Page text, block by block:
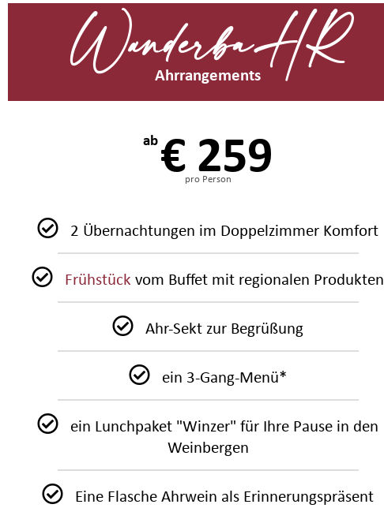
WanderbaHR
Ahrrangements
ab€ 259
pro Person
2 Übernachtungen im Doppelzimmer Komfort
Frühstück vom Buffet mit regionalen Produkten
Ahr-Sekt zur Begrüßung
ein 3-Gang-Menü*
ein Lunchpaket "Winzer" für Ihre Pause in den
Weinbergen
Eine Flasche Ahrwein als Erinnerungspräsent